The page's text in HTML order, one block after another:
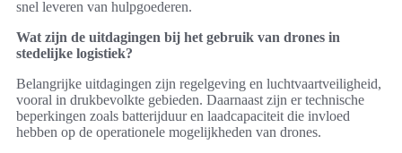
snel leveren van hulpgoederen.
Wat zijn de uitdagingen bij het gebruik van drones in
stedelijke logistiek?
Belangrijke uitdagingen zijn regelgeving en luchtvaartveiligheid,
vooral in drukbevolkte gebieden. Daarnaast zijn er technische
beperkingen zoals batterijduur en laadcapaciteit die invloed
hebben op de operationele mogelijkheden van drones.